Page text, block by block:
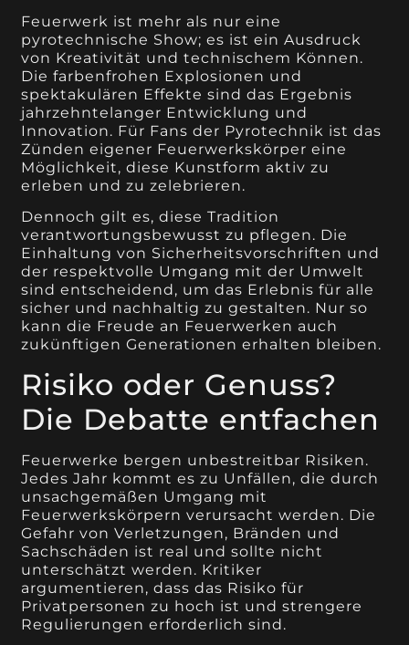
Feuerwerk ist mehr als nur eine
pyrotechnische Show; es ist ein Ausdruck
von Kreativität und technischem Können.
Die farbenfrohen Explosionen und
spektakulären Effekte sind das Ergebnis
jahrzehntelanger Entwicklung und
Innovation. Für Fans der Pyrotechnik ist das
Zünden eigener Feuerwerkskörper eine
Möglichkeit, diese Kunstform aktiv zu
erleben und zu zelebrieren.
Dennoch gilt es, diese Tradition
verantwortungsbewusst zu pflegen. Die
Einhaltung von Sicherheitsvorschriften und
der respektvolle Umgang mit der Umwelt
sind entscheidend, um das Erlebnis für alle
sicher und nachhaltig zu gestalten. Nur so
kann die Freude an Feuerwerken auch
zukünftigen Generationen erhalten bleiben.
Risiko oder Genuss?
Die Debatte entfachen
Feuerwerke bergen unbestreitbar Risiken.
Jedes Jahr kommt es zu Unfällen, die durch
unsachgemäßen Umgang mit
Feuerwerkskörpern verursacht werden. Die
Gefahr von Verletzungen, Bränden und
Sachschäden ist real und sollte nicht
unterschätzt werden. Kritiker
argumentieren, dass das Risiko für
Privatpersonen zu hoch ist und strengere
Regulierungen erforderlich sind.